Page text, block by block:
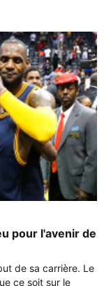
pour l'avenir de
de sa carrière. Le
ce soit sur le